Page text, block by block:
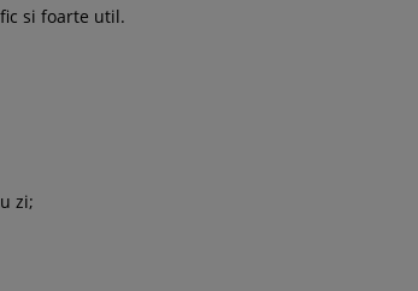
si foarte util.
zi;